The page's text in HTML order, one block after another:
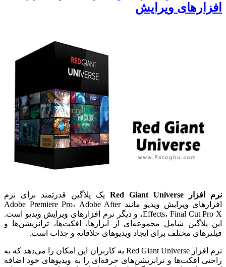
افزارهای ویرایش
نرم افزار Red Giant Universe
یک پلاگین قدرتمند برای نرم
افزارهای ویرایش ویدیو مانند Adobe Premiere Pro، Adobe After
Effects، Final Cut Pro X، و دیگر نرم افزارهای ویرایش ویدیو است.
این پلاگین شامل مجموعه‌ای از ابزارها، افکت‌ها، ترانزیشن‌ها و
فیلترهای مختلف برای ایجاد ویدیو‌های خلاقانه و جذاب است.
نرم افزار Red Giant Universe به کاربران این امکان را می‌دهد که به
راحتی افکت‌ها و ترانزیشن‌های حرفه‌ای را به ویدیوهای خود اضافه